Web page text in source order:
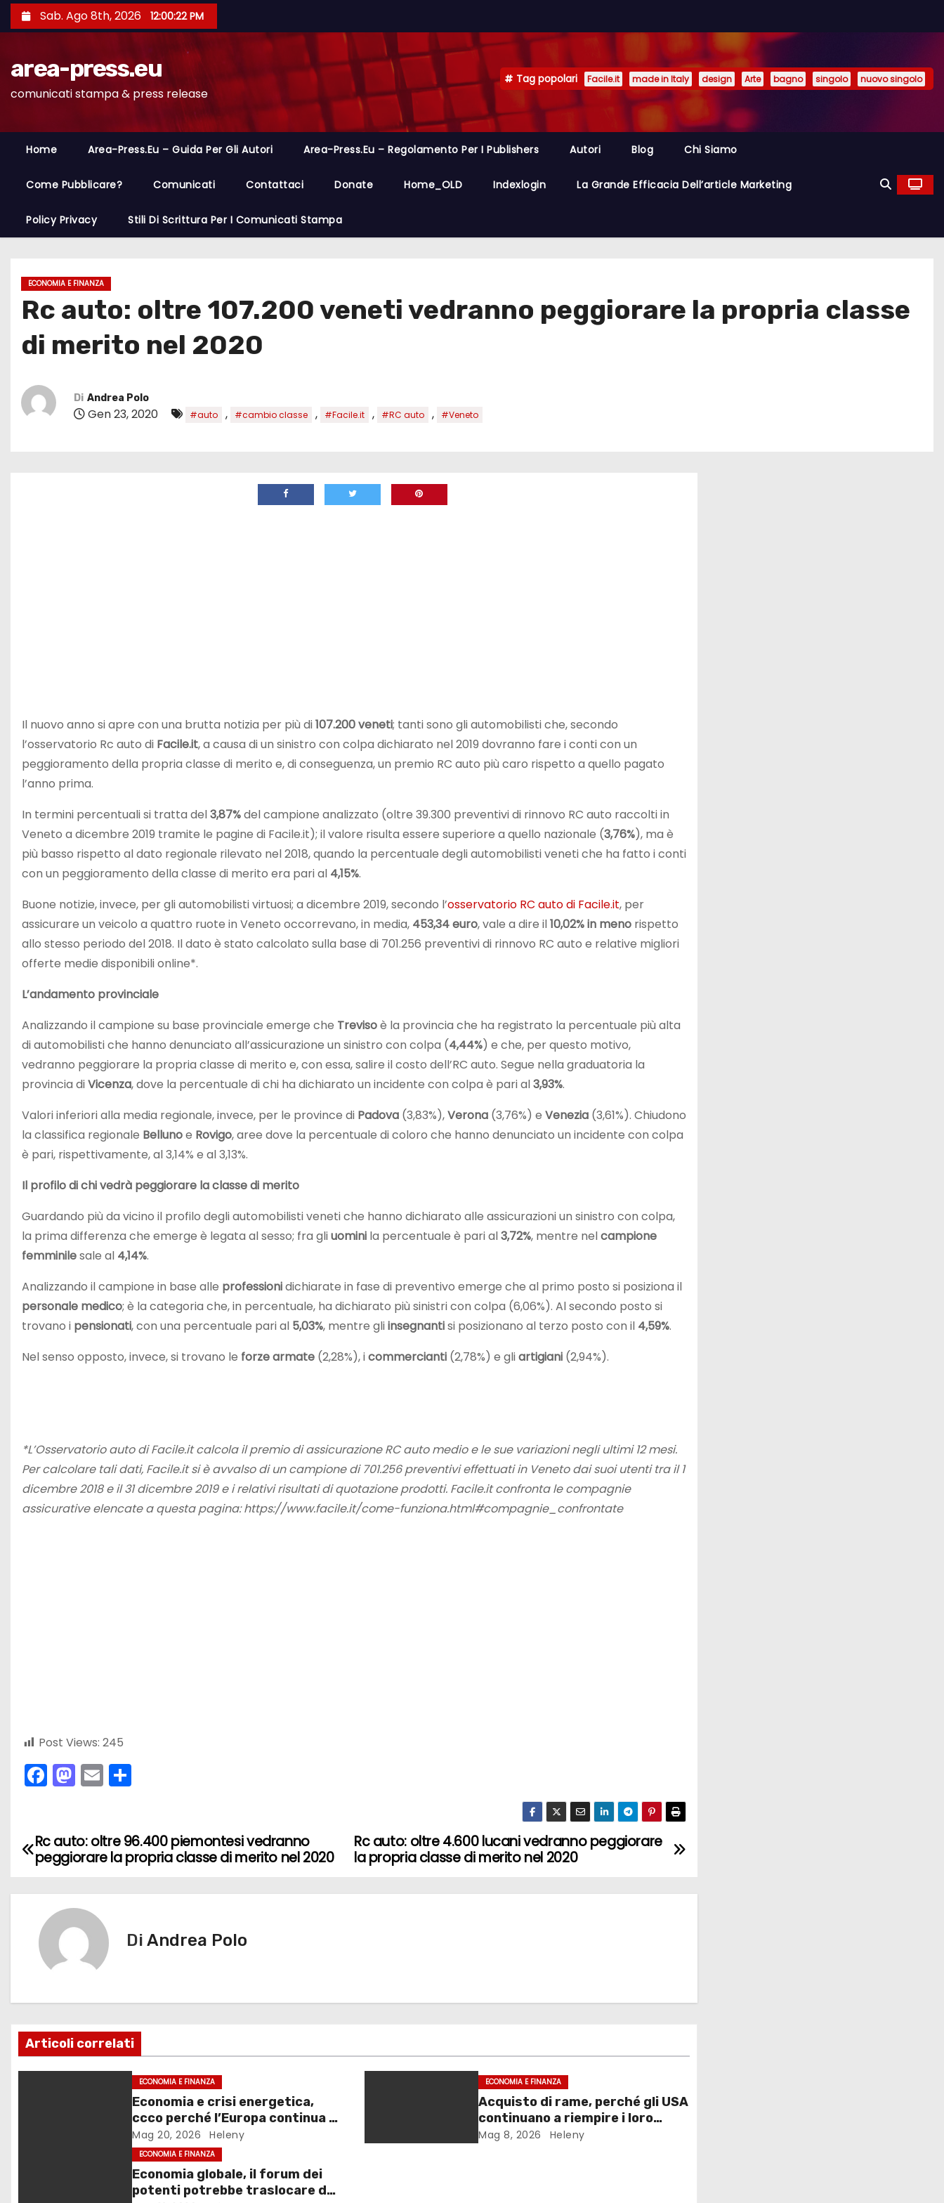
a
Sab. Ago 8th, 2026 12:00:23 PM
area-press.eu
comunicati stampa & press release
Tag popolari Facile.it made in Italy design Arte bagno singolo nuovo singolo
Home Area-Press.eu – Guida Per Gli Autori Area-Press.eu – Regolamento Per I Publishers Autori Blog Chi Siamo
Come Pubblicare? Comunicati Contattaci Donate Home_OLD Indexlogin La Grande Efficacia Dell’article Marketing
Policy Privacy Stili Di Scrittura Per I Comunicati Stampa
ECONOMIA E FINANZA
Rc auto: oltre 107.200 veneti vedranno peggiorare la propria classe
di merito nel 2020
Di Andrea Polo
Gen 23, 2020 #auto , #cambio classe , #Facile.it , #RC auto , #Veneto
Il nuovo anno si apre con una brutta notizia per più di107.200 veneti; tanti sono gli automobilisti che, secondo
l’osservatorio Rc auto di Facile.it, a causa di un sinistro con colpa dichiarato nel 2019 dovranno fare i conti con un
peggioramento della propria classe di merito e, di conseguenza, un premio RC auto più caro rispetto a quello pagato
l’anno prima.
In termini percentuali si tratta del3,87%del campione analizzato (oltre 39.300 preventivi di rinnovo RC auto raccolti in
Veneto a dicembre 2019 tramite le pagine di Facile.it); il valore risulta essere superiore a quello nazionale (3,76%), ma è
più basso rispetto al dato regionale rilevato nel 2018, quando la percentuale degli automobilisti veneti che ha fatto i conti
con un peggioramento della classe di merito era pari al 4,15%.
Buone notizie, invece, per gli automobilisti virtuosi; a dicembre 2019, secondo l’osservatorio RC auto di Facile.it, per
assicurare un veicolo a quattro ruote in Veneto occorrevano, in media, 453,34 euro, vale a dire il10,02% in meno rispetto
allo stesso periodo del 2018. Il dato è stato calcolato sulla base di 701.256 preventivi di rinnovo RC auto e relative migliori
offerte medie disponibili online*.
L’andamento provinciale
Analizzando il campione su base provinciale emerge che Trevisoè la provincia che ha registrato la percentuale più alta
di automobilisti che hanno denunciato all’assicurazione un sinistro con colpa (4,44%) e che, per questo motivo,
vedranno peggiorare la propria classe di merito e, con essa, salire il costo dell’RC auto. Segue nella graduatoria la
provincia diVicenza, dove la percentuale di chi ha dichiarato un incidente con colpa è pari al3,93%.
Valori inferiori alla media regionale, invece, per le province di Padova (3,83%),Verona (3,76%) e Venezia (3,61%). Chiudono
la classifica regionale Bellunoe Rovigo, aree dove la percentuale di coloro che hanno denunciato un incidente con colpa
è pari, rispettivamente, al 3,14% e al 3,13%.
Il profilo di chi vedrà peggiorare la classe di merito
Guardando più da vicino il profilo degli automobilisti veneti che hanno dichiarato alle assicurazioni un sinistro con colpa,
la prima differenza che emerge è legata al sesso; fra gliuomini la percentuale è pari al3,72%, mentre nelcampione
femminilesale al 4,14%.
Analizzando il campione in base alle professionidichiarate in fase di preventivo emerge che al primo posto si posiziona il
personale medico; è la categoria che, in percentuale, ha dichiarato più sinistri con colpa (6,06%). Al secondo posto si
trovano i pensionati, con una percentuale pari al 5,03%, mentre gliinsegnantisi posizionano al terzo posto con il 4,59%.
Nel senso opposto, invece, si trovano le forze armate (2,28%), icommercianti (2,78%) e gliartigiani (2,94%).
*L’Osservatorio auto di Facile.it calcola il premio di assicurazione RC auto medio e le sue variazioni negli ultimi 12 mesi.
Per calcolare tali dati, Facile.it si è avvalso di un campione di 701.256 preventivi effettuati in Veneto dai suoi utenti tra il 1
dicembre 2018 e il 31 dicembre 2019 e i relativi risultati di quotazione prodotti. Facile.it confronta le compagnie
assicurative elencate a questa pagina: https://www.facile.it/come-funziona.html#compagnie_confrontate
Post Views: 245
F
a
e
b
o
o
M
a
o
d
o
n
E
m
l di
vi
di
N
z
i
Rc auto: oltre 4.600 lucani vedranno peggiorare
la propria classe di merito nel 2020
Rc auto: oltre 96.400 piemontesi vedranno
peggiorare la propria classe di merito nel 2020
Di Andrea Polo
Articoli correlati
ECONOMIA E FINANZA
Economia e crisi energetica,
ccco perché l’Europa continua a
fallire le risposte
Mag 20, 2026 Heleny
ECONOMIA E FINANZA
Acquisto di rame, perché gli USA
continuano a riempire i loro
magazzini?
Mag 8, 2026 Heleny
ECONOMIA E FINANZA
Economia globale, il forum dei
potenti potrebbe traslocare da